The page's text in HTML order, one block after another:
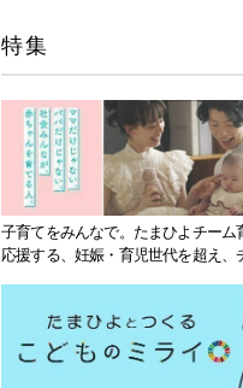
特集
子育てをみんなで。たまひよチーム
応援する、妊娠・育児世代を超え、